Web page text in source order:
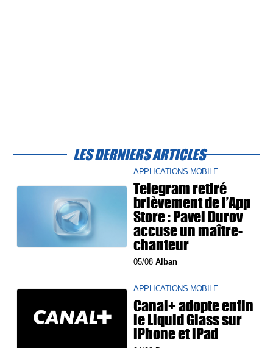
LES DERNIERS ARTICLES
APPLICATIONS MOBILE
Telegram retiré
brièvement de l’App
Store : Pavel Durov
accuse un maître-
chanteur
05/08Alban
APPLICATIONS MOBILE
Canal+ adopte enfin
le Liquid Glass sur
iPhone et iPad